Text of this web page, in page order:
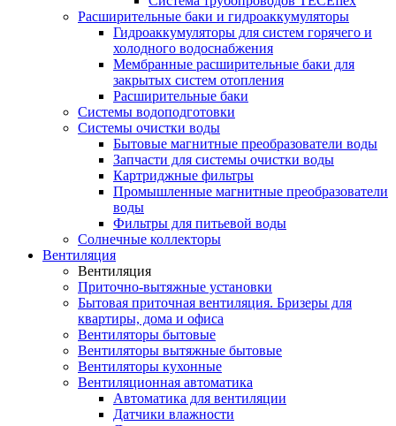
Расширительные баки и гидроаккумуляторы
Гидроаккумуляторы для систем горячего и
холодного водоснабжения
Мембранные расширительные баки для
закрытых систем отопления
Расширительные баки
Системы водоподготовки
Системы очистки воды
Бытовые магнитные преобразователи воды
Запчасти для системы очистки воды
Картриджные фильтры
Промышленные магнитные преобразователи
воды
Фильтры для питьевой воды
Солнечные коллекторы
Вентиляция
Вентиляция
Приточно-вытяжные установки
Бытовая приточная вентиляция. Бризеры для
квартиры, дома и офиса
Вентиляторы бытовые
Вентиляторы вытяжные бытовые
Вентиляторы кухонные
Вентиляционная автоматика
Автоматика для вентиляции
Датчики влажности